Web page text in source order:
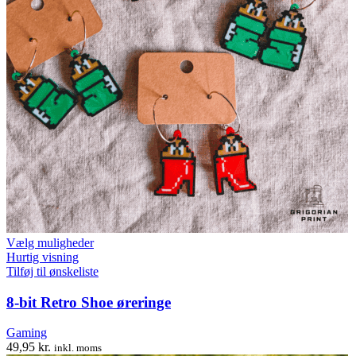
Vælg mulighederDette
har
varianter.
Mulighederne
Hurtig visning
Tilføj til ønskeliste
8-bit Retro Shoe øreringe
Gaming
49,95 kr. inkl. moms